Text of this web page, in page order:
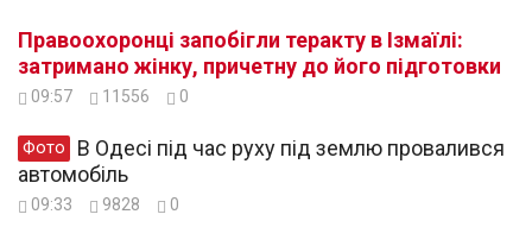
Правоохоронці запобігли теракту в Ізмаїлі:
затримано жінку, причетну до його підготовки
09:57 11556 0
Фото
автомобіль
09:33 9828 0